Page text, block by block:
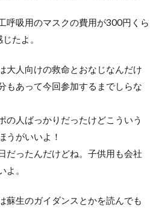
呼吸用のマスクの費用が300円くら
たよ。
大人向けの救命とおなじなんだけ
もあって今回参加するまでしらな
の人ばっかりだったけどこういう
うがいいよ！
だったんだけどね。子供用も会社
よ。
蘇生のガイダンスとかを読んでも